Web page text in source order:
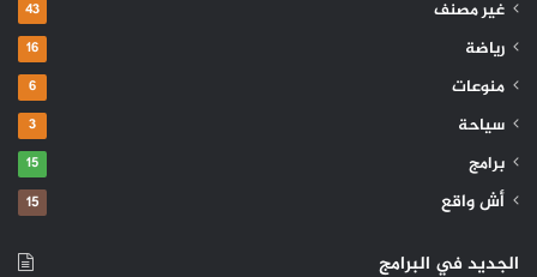
غير مصنف 43
رياضة 16
منوعات 6
سياحة 3
برامج 15
أش واقع 15
الجديد في البرامج